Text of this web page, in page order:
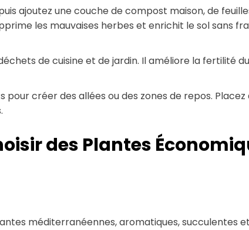
ajoutez une couche de compost maison, de
les mauvaises herbes et enrichit le sol sans
de cuisine et de jardin. Il améliore la fertilité
créer des allées ou des zones de repos.
des Plantes
méditerranéennes, aromatiques, succulentes